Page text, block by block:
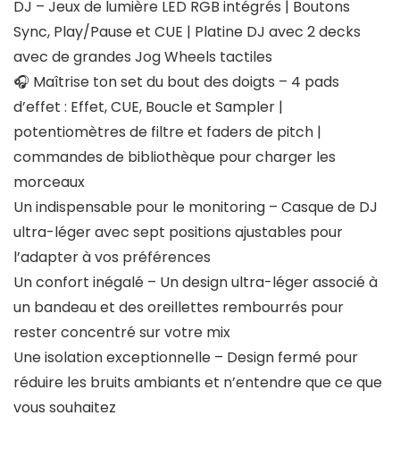
DJ – Jeux de lumière LED RGB intégrés | Boutons
Sync, Play/Pause et CUE | Platine DJ avec 2 decks
avec de grandes Jog Wheels tactiles
🎧 Maîtrise ton set du bout des doigts – 4 pads
d’effet : Effet, CUE, Boucle et Sampler |
potentiomètres de filtre et faders de pitch |
commandes de bibliothèque pour charger les
morceaux
Un indispensable pour le monitoring – Casque de DJ
ultra-léger avec sept positions ajustables pour
l’adapter à vos préférences
Un confort inégalé – Un design ultra-léger associé à
un bandeau et des oreillettes rembourrés pour
rester concentré sur votre mix
Une isolation exceptionnelle – Design fermé pour
réduire les bruits ambiants et n’entendre que ce que
vous souhaitez